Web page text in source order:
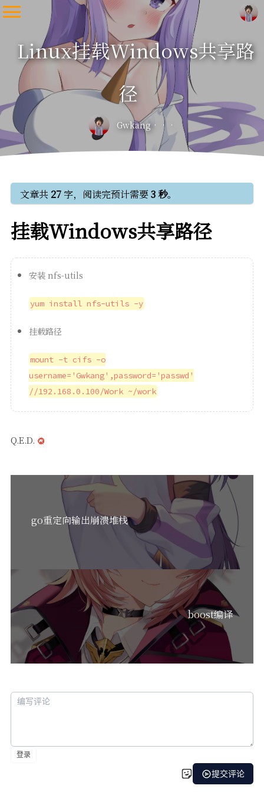
Linux挂载Windows共享路
径
Gwkang
文章共 27字，阅读完预计需要3 秒。
挂载Windows共享路径
安装 nfs-utils
yum install nfs-utils -y
挂载路径
mount -t cifs -o
username='Gwkang',password='passwd'
//192.168.0.100/Work ~/work
Q.E.D.
go重定向输出崩溃堆栈
boost编译